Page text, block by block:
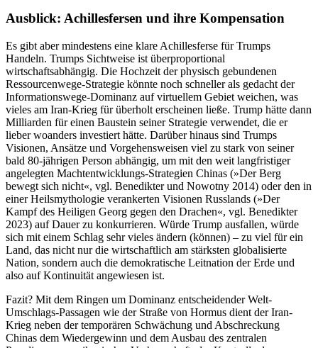
Ausblick: Achillesfersen und ihre Kompensation
Es gibt aber mindestens eine klare Achillesferse für Trumps
Handeln. Trumps Sichtweise ist überproportional
wirtschaftsabhängig. Die Hochzeit der physisch gebundenen
Ressourcenwege-Strategie könnte noch schneller als gedacht der
Informationswege-Dominanz auf virtuellem Gebiet weichen, was
vieles am Iran-Krieg für überholt erscheinen ließe. Trump hätte dann
Milliarden für einen Baustein seiner Strategie verwendet, die er
lieber woanders investiert hätte. Darüber hinaus sind Trumps
Visionen, Ansätze und Vorgehensweisen viel zu stark von seiner
bald 80-jährigen Person abhängig, um mit den weit langfristiger
angelegten Macht­entwicklungs-Strategien Chinas (»Der Berg
bewegt sich nicht«, vgl. Benedikter und Nowotny 2014) oder den in
einer Heilsmythologie verankerten Visionen Russlands (»Der
Kampf des Heiligen Georg gegen den Drachen«, vgl. Benedikter
2023) auf Dauer zu konkurrieren. Würde Trump ausfallen, würde
sich mit einem Schlag sehr vieles ändern (können) – zu viel für ein
Land, das nicht nur die wirtschaftlich am stärksten globalisierte
Nation, sondern auch die demokratische Leitnation der Erde und
also auf Kontinuität angewiesen ist.
Fazit? Mit dem Ringen um Dominanz entscheidender Welt-
Umschlags-Passagen wie der Straße von Hormus dient der Iran-
Krieg neben der temporären Schwächung und Abschreckung
Chinas dem Wiedergewinn und dem Ausbau des zentralen